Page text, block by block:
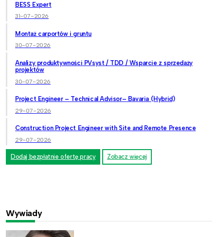
BESS Expert
31-07-2026
Montaż carportów i gruntu
30-07-2026
Analizy produktywności PVsyst / TDD / Wsparcie z sprzedaży
projektów
30-07-2026
Project Engineer – Technical Advisor– Bavaria (Hybrid)
29-07-2026
Construction Project Engineer with Site and Remote Presence
29-07-2026
Dodaj bezpłatnie ofertę pracy Zobacz więcej
Wywiady